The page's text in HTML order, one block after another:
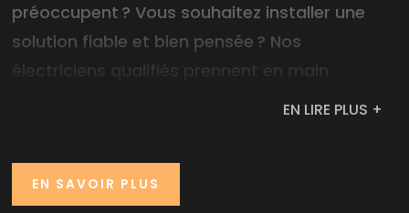
préoccupent ? Vous souhaitez installer une
solution fiable et bien pensée ? Nos
électriciens qualifiés prennent en main
l’installation et la rénovation électrique de
de vous assurer un degré de confort et de
sérénité optimal. Profitez également de notre
EN LIRE PLUS +
EN SAVOIR PLUS